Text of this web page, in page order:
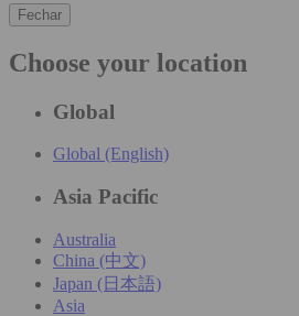
Fechar
Choose your location
Global
Global (English)
Asia Pacific
Australia
China (中文)
Japan (日本語)
Asia